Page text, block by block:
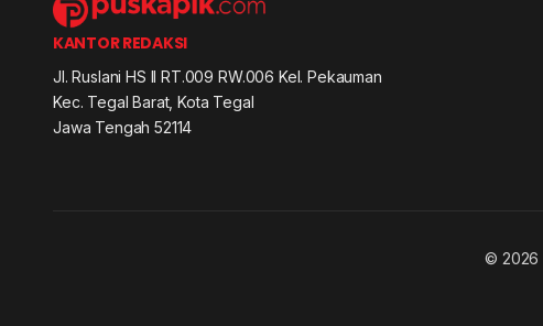
KANTOR REDAKSI
Jl. Ruslani HS II RT.009 RW.006 Kel. Pekauman
Kec. Tegal Barat, Kota Tegal
Jawa Tengah 52114
© 2026